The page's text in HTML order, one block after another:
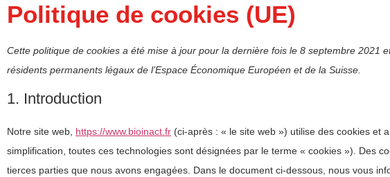
Politique de cookies (UE)
Cette politique de cookies a été mise à jour pour la dernière fois le 8 septembre 2021
résidents permanents légaux de l’Espace Économique Européen et de la Suisse.
1. Introduction
Notre site web, https://www.bioinact.fr (ci-après : « le site web ») utilise des cookies et
simplification, toutes ces technologies sont désignées par le terme « cookies »). Des
tierces parties que nous avons engagées. Dans le document ci-dessous, nous vous